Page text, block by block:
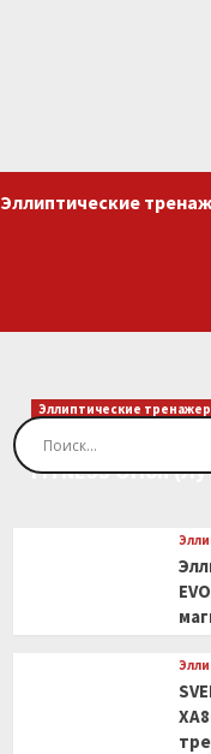
Эллиптические
Эллиптические
Эллиптический
FITNESS Orion